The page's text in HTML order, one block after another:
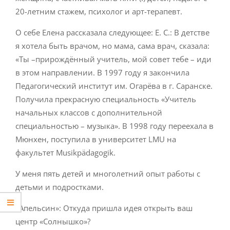
20-летним стажем, психолог и арт-терапевт.
О себе Елена рассказала следующее: Е. С.: В детстве
я хотела быть врачом, но мама, сама врач, сказала:
«Ты –прирождённый учитель, мой совет тебе – иди
в этом направлении. В 1997 году я закончила
Педагогический институт им. Огарёва в г. Саранске.
Получила прекрасную специальность «Учитель
начальных классов с дополнительной
специальностью – музыка». В 1998 году переехала в
Мюнхен, поступила в университет LMU на
факультет Musikpädagogik.
У меня пять детей и многолетний опыт работы с
детьми и подростками.
«Апельсин»: Откуда пришла идея открыть ваш
центр «Солнышко»?